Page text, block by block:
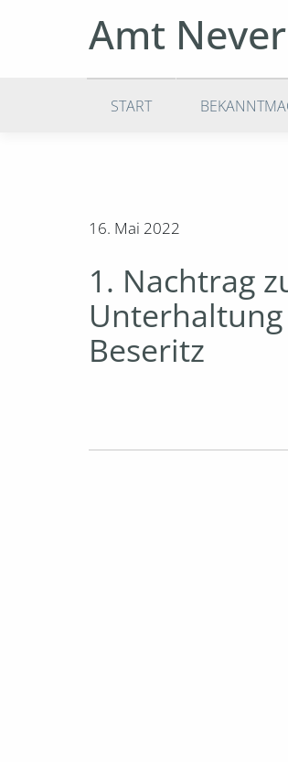
Amt
START
16. Mai 2022
1. Nachtrag
Beseritz